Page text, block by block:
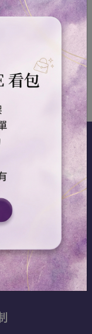
今日
›
價金信託買賣家都安
) 之間的金流、資